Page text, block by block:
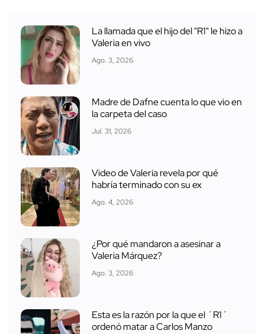
La llamada que el hijo del "R1" le hizo a
Valeria en vivo
Ago. 3, 2026
Madre de Dafne cuenta lo que vio en
la carpeta del caso
Jul. 31, 2026
Video de Valeria revela por qué
habría terminado con su ex
Ago. 4, 2026
¿Por qué mandaron a asesinar a
Valeria Márquez?
Ago. 3, 2026
Esta es la razón por la que el ´R1´
ordenó matar a Carlos Manzo